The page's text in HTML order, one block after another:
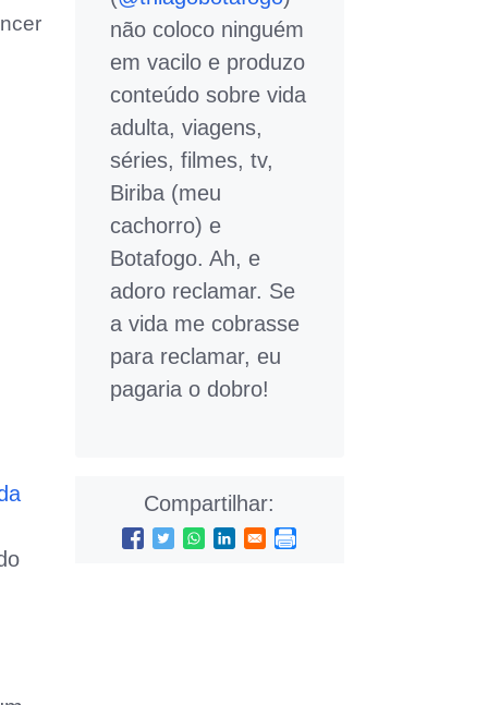
não coloco ninguém
em vacilo e produzo
conteúdo sobre vida
adulta, viagens,
séries, filmes, tv,
Biriba (meu
cachorro) e
Botafogo. Ah, e
adoro reclamar. Se
a vida me cobrasse
para reclamar, eu
pagaria o dobro!
Compartilhar: